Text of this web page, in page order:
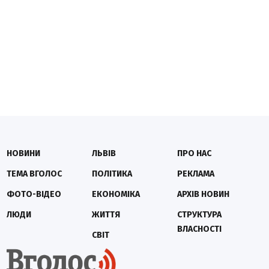
НОВИНИ
ТЕМА ВГОЛОС
ФОТО-ВІДЕО
ЛЮДИ
ЛЬВІВ
ПОЛІТИКА
ЕКОНОМІКА
ЖИТТЯ
СВІТ
ПРО НАС
РЕКЛАМА
АРХІВ НОВИН
СТРУКТУРА
ВЛАСНОСТІ